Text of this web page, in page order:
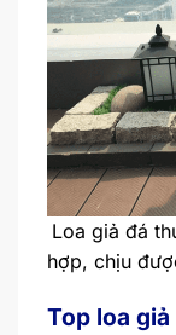
Loa giả đá
hợp, chịu
Top loa